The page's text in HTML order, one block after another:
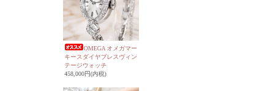
OMEGA オメガマー
キースダイヤブレスヴィン
テージウォッチ
458,000円(内税)